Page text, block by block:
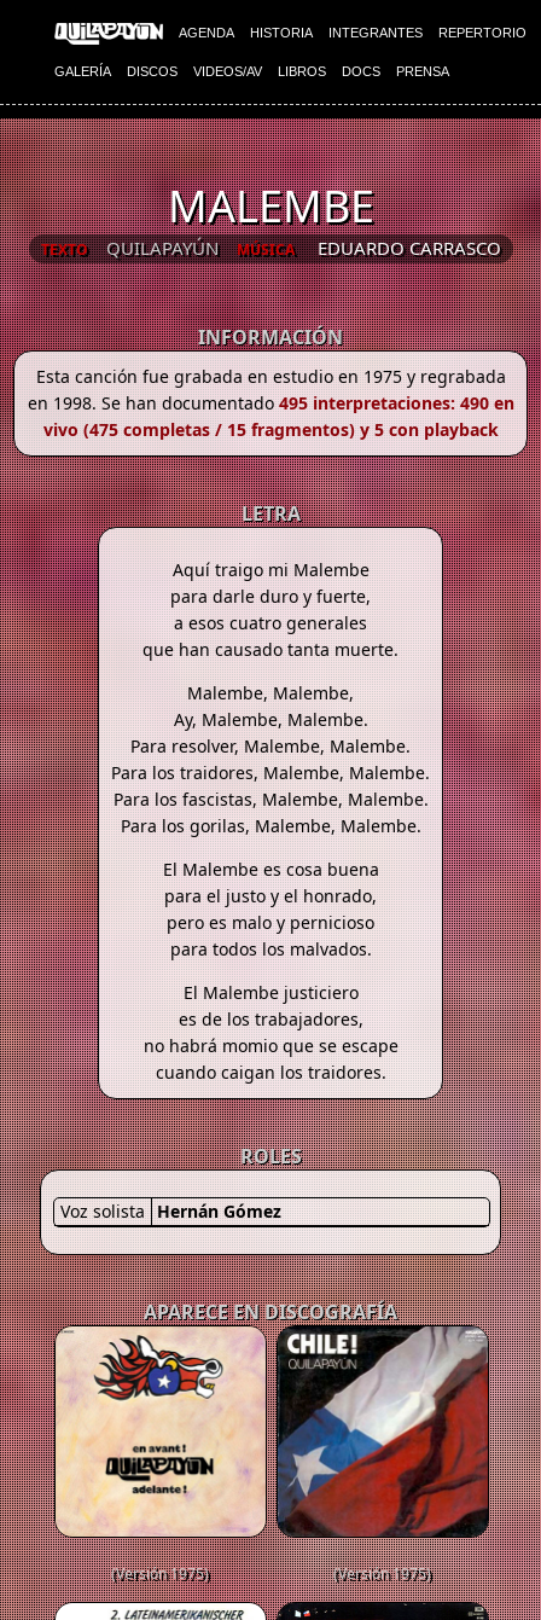
AGENDA HISTORIA INTEGRANTES REPERTORIO
GALERÍA DISCOS VIDEOS/AV LIBROS DOCS PRENSA
MALEMBE
TEXTO QUILAPAYÚN MÚSICA EDUARDO CARRASCO
INFORMACIÓN
Esta canción fue grabada en estudio en 1975 y regrabada
en 1998. Se han documentado495 interpretaciones: 490 en
vivo (475 completas / 15 fragmentos) y 5 con playback
LETRA
Aquí traigo mi Malembe
para darle duro y fuerte,
a esos cuatro generales
que han causado tanta muerte.
Malembe, Malembe,
Ay, Malembe, Malembe.
Para resolver, Malembe, Malembe.
Para los traidores, Malembe, Malembe.
Para los fascistas, Malembe, Malembe.
Para los gorilas, Malembe, Malembe.
El Malembe es cosa buena
para el justo y el honrado,
pero es malo y pernicioso
para todos los malvados.
El Malembe justiciero
es de los trabajadores,
no habrá momio que se escape
cuando caigan los traidores.
ROLES
Voz solista Hernán Gómez
APARECE EN DISCOGRAFÍA
(Versión 1975) (Versión 1975)